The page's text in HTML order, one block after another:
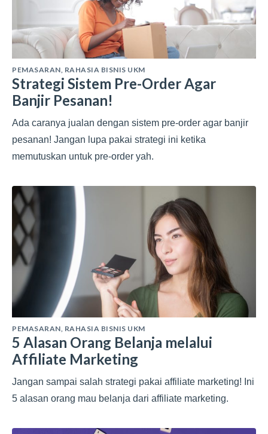
PEMASARAN, RAHASIA BISNIS UKM
Strategi Sistem Pre-Order Agar
Banjir Pesanan!
Ada caranya jualan dengan sistem pre-order agar banjir
pesanan! Jangan lupa pakai strategi ini ketika
memutuskan untuk pre-order yah.
PEMASARAN, RAHASIA BISNIS UKM
5 Alasan Orang Belanja melalui
Affiliate Marketing
Jangan sampai salah strategi pakai affiliate marketing! Ini
5 alasan orang mau belanja dari affiliate marketing.